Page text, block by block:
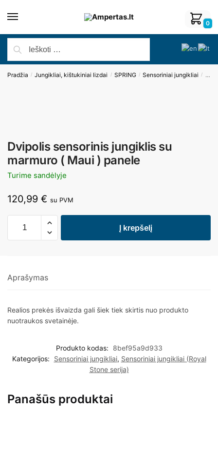
0
Pradžia / Jungikliai, kištukiniai lizdai / SPRING / Sensoriniai jungikliai /
Dvipolis sensorinis jungiklis su
marmuro ( Maui ) panele
Turime sandėlyje
120,99 € su PVM
Į krepšelį
Aprašymas
Realios prekės išvaizda gali šiek tiek skirtis nuo produkto
nuotraukos svetainėje.
Produkto kodas:
8bef95a9d933
Kategorijos:
Sensoriniai jungikliai, Sensoriniai jungikliai (Royal
Stone serija)
Panašūs produktai